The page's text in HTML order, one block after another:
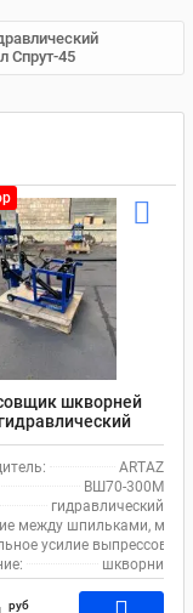
Спрут-45
шкворней
для
на тележке
с ручным
ARTAZ
ВШ70-300М
гидравлический
между шпильками, мм:
усилие
шкворни
руб